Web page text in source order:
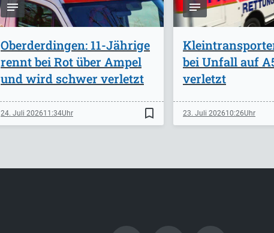
Oberderdingen: 11-Jährige
rennt bei Rot über Ampel
und wird schwer verletzt
24. Juli 202611:34 bookmark_border
bei Unfall auf
verletzt
23. Juli 202610:26